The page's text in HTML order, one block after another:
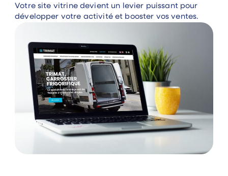
Votre site vitrine devient un levier puissant pour
développer votre activité et booster vos ventes.